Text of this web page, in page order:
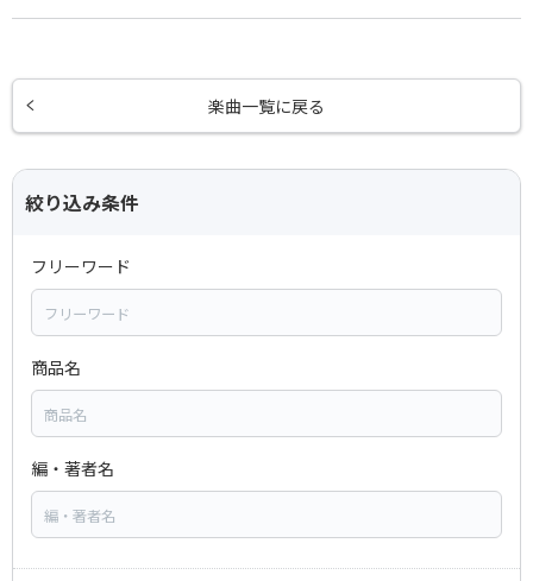
楽曲一覧に戻る
絞り込み条件
フリーワード
商品名
編・著者名